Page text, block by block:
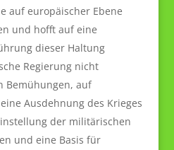
auf europäischer Ebene
und hofft auf eine
dieser Haltung
Regierung nicht
Bemühungen, auf
Ausdehnung des Krieges
der militärischen
und eine Basis für